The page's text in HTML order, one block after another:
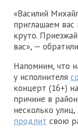
«Василий
приглашаем
круто.
вас», —
Напомним, что
у исполнителя
концерт (16+)
причине в
несколько
продлит свою